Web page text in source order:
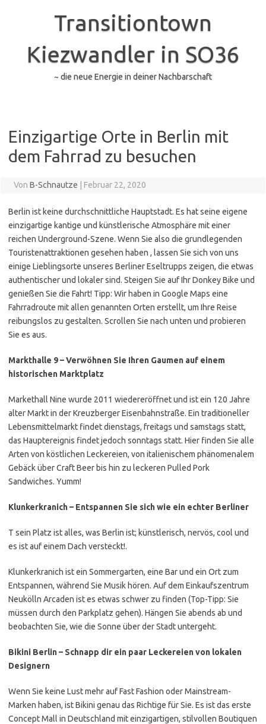
Transitiontown
Kiezwandler in SO36
~ die neue Energie in deiner Nachbarschaft
Einzigartige Orte in Berlin mit
dem Fahrrad zu besuchen
Von B-Schnautze Februar 22, 2020
Berlin ist keine durchschnittliche Hauptstadt. Es hat seine eigene
einzigartige kantige und künstlerische Atmosphäre mit einer
reichen Underground-Szene. Wenn Sie also die grundlegenden
Touristenattraktionen gesehen haben , lassen Sie sich von uns
einige Lieblingsorte unseres Berliner Eseltrupps zeigen, die etwas
authentischer und lokaler sind. Steigen Sie auf Ihr Donkey Bike und
genießen Sie die Fahrt! Tipp: Wir haben in Google Maps eine
Fahrradroute mit allen genannten Orten erstellt, um Ihre Reise
reibungslos zu gestalten. Scrollen Sie nach unten und probieren
Sie es aus.
Markthalle 9 – Verwöhnen Sie Ihren Gaumen auf einem
historischen Marktplatz
Markethall Nine wurde 2011 wiedereröffnet und ist ein 120 Jahre
alter Markt in derKreuzberger Eisenbahnstraße. Ein traditioneller
Lebensmittelmarkt findet dienstags, freitags und samstags statt,
das Hauptereignis findet jedoch sonntags statt. Hier finden Sie alle
Arten von köstlichen Leckereien, von italienischem phänomenalem
Gebäck über Craft Beer bis hin zu leckeren Pulled Pork
Sandwiches. Yumm!
Klunkerkranich – Entspannen Sie sich wie ein echter Berliner
T sein Platz ist alles, was Berlin ist; künstlerisch, nervös, cool und
es ist auf einem Dach versteckt!.
Klunkerkranich istein Sommergarten, eine Bar und ein Ort zum
Entspannen, während Sie Musik hören. Auf dem Einkaufszentrum
Neukölln Arcaden ist es etwas schwer zu finden (Top-Tipp: Sie
müssen durch den Parkplatz gehen). Hängen Sie abends ab und
beobachten Sie, wie die Sonne über der Stadt untergeht.
Bikini Berlin – Schnapp dir ein paar Leckereien von lokalen
Designern
Wenn Sie keine Lust mehr auf Fast Fashion oder Mainstream-
Marken haben, ist Bikini genau das Richtige für Sie. Es ist das erste
Concept Mall in Deutschland mit einzigartigen, stilvollen Boutiquen